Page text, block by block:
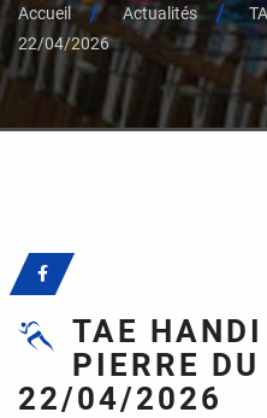
Accueil Actualités
22/04/2026
TAE
PIERRE
22/04/2026